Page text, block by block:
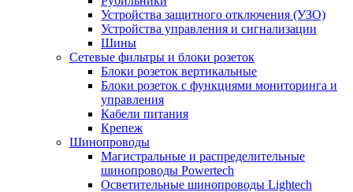
Устройства защитного отключения (УЗО)
Устройства управления и сигнализации
Шины
Сетевые фильтры и блоки розеток
Блоки розеток вертикальные
Блоки розеток с функциями мониторинга и
управления
Кабели питания
Крепеж
Шинопроводы
Магистральные и распределительные
шинопроводы Powertech
Осветительные шинопроводы Lightech